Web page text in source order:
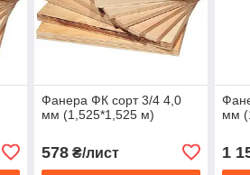
Фанера ФК сорт 3/4 4,0
мм (1,525*1,525 м)
578₴/лист
мм
1